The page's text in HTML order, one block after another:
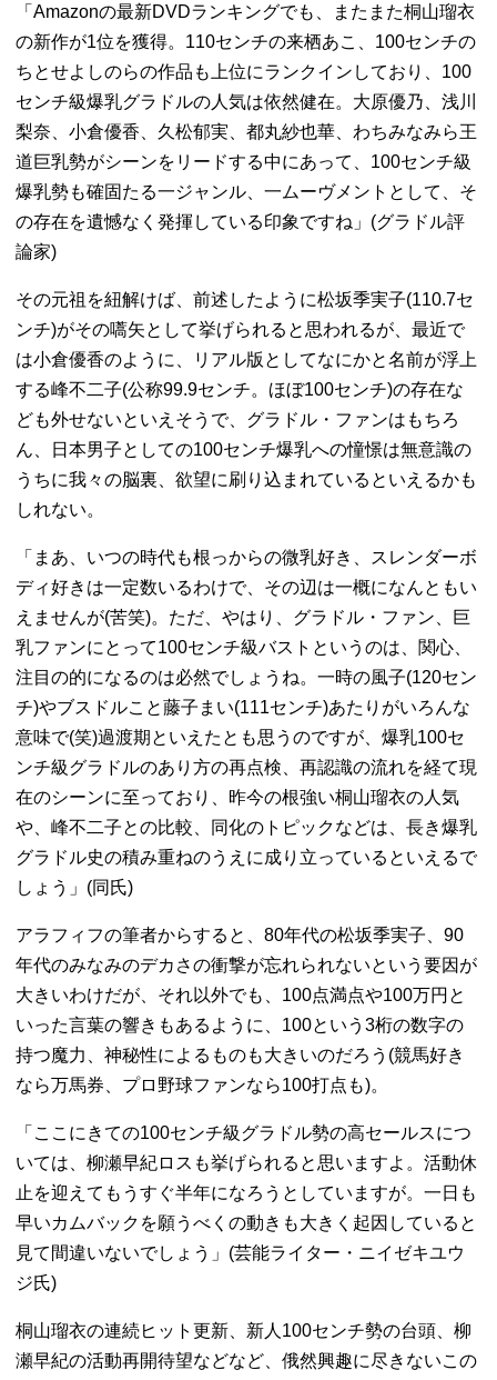
「Amazonの最新DVDランキングでも、またまた桐山瑠衣
の新作が1位を獲得。110センチの来栖あこ、100センチの
ちとせよしのらの作品も上位にランクインしており、100
センチ級爆乳グラドルの人気は依然健在。大原優乃、浅川
梨奈、小倉優香、久松郁実、都丸紗也華、わちみなみら王
道巨乳勢がシーンをリードする中にあって、100センチ級
爆乳勢も確固たる一ジャンル、一ムーヴメントとして、そ
の存在を遺憾なく発揮している印象ですね」(グラドル評
論家)
その元祖を紐解けば、前述したように松坂季実子(110.7セ
ンチ)がその嚆矢として挙げられると思われるが、最近で
は小倉優香のように、リアル版としてなにかと名前が浮上
する峰不二子(公称99.9センチ。ほぼ100センチ)の存在な
ども外せないといえそうで、グラドル・ファンはもちろ
ん、日本男子としての100センチ爆乳への憧憬は無意識の
うちに我々の脳裏、欲望に刷り込まれているといえるかも
しれない。
「まあ、いつの時代も根っからの微乳好き、スレンダーボ
ディ好きは一定数いるわけで、その辺は一概になんともい
えませんが(苦笑)。ただ、やはり、グラドル・ファン、巨
乳ファンにとって100センチ級バストというのは、関心、
注目の的になるのは必然でしょうね。一時の風子(120セン
チ)やブスドルこと藤子まい(111センチ)あたりがいろんな
意味で(笑)過渡期といえたとも思うのですが、爆乳100セ
ンチ級グラドルのあり方の再点検、再認識の流れを経て現
在のシーンに至っており、昨今の根強い桐山瑠衣の人気
や、峰不二子との比較、同化のトピックなどは、長き爆乳
グラドル史の積み重ねのうえに成り立っているといえるで
しょう」(同氏)
アラフィフの筆者からすると、80年代の松坂季実子、90
年代のみなみのデカさの衝撃が忘れられないという要因が
大きいわけだが、それ以外でも、100点満点や100万円と
いった言葉の響きもあるように、100という3桁の数字の
持つ魔力、神秘性によるものも大きいのだろう(競馬好き
なら万馬券、プロ野球ファンなら100打点も)。
「ここにきての100センチ級グラドル勢の高セールスにつ
いては、柳瀬早紀ロスも挙げられると思いますよ。活動休
止を迎えてもうすぐ半年になろうとしていますが。一日も
早いカムバックを願うべくの動きも大きく起因していると
見て間違いないでしょう」(芸能ライター・ニイゼキユウ
ジ氏)
桐山瑠衣の連続ヒット更新、新人100センチ勢の台頭、柳
瀬早紀の活動再開待望などなど、俄然興趣に尽きないこの